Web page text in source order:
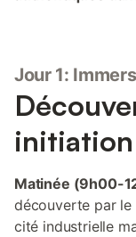
Jour 1:
initiation
Matinée (9h00-
découverte par le
cité industrielle